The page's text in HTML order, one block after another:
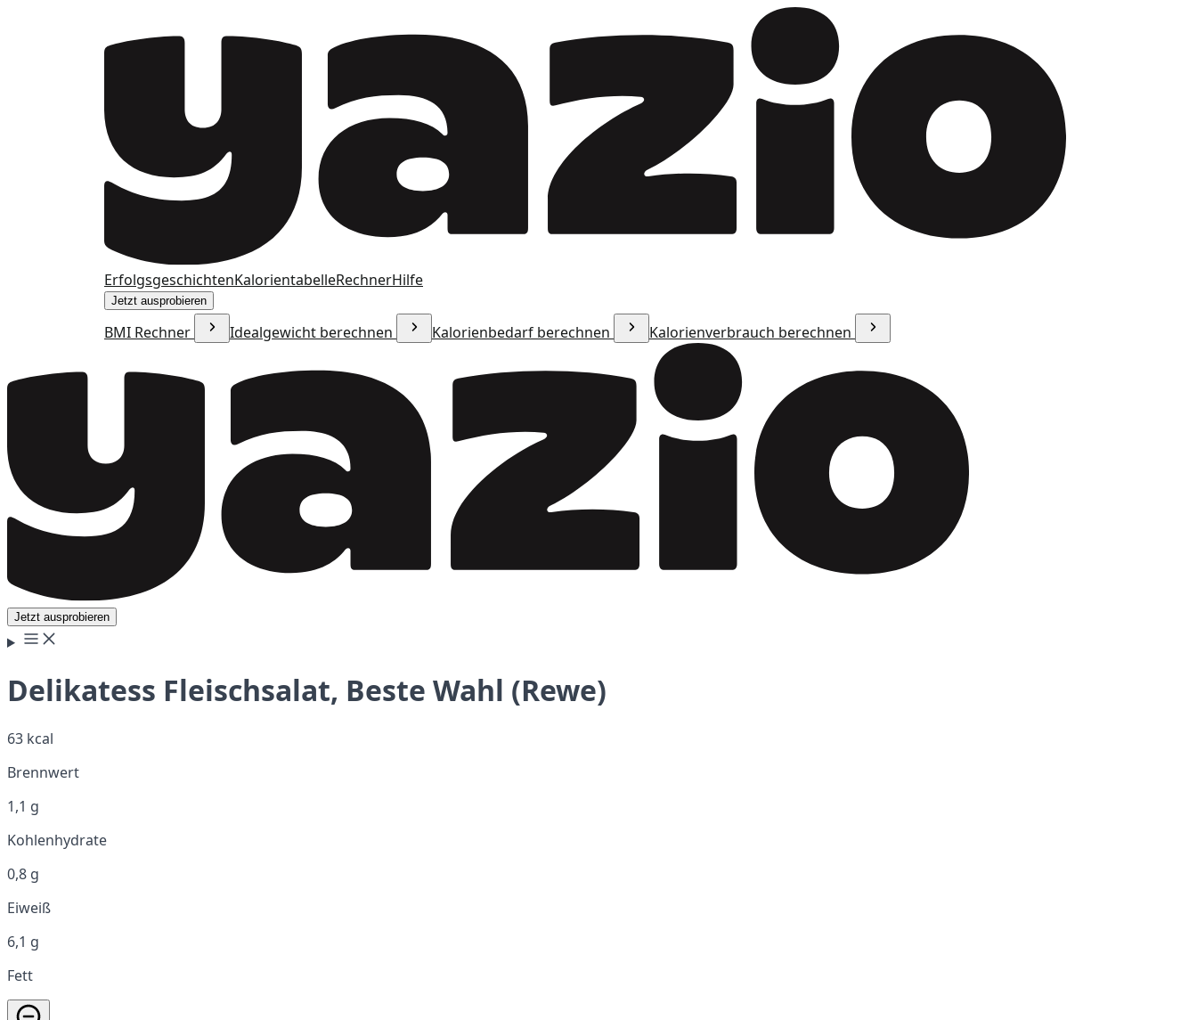
ErfolgsgeschichtenKalorientabelleRechnerHilfe
Jetzt ausprobieren
BMI Rechner Idealgewicht berechnen Kalorienbedarf berechnen Kalorienverbrauch berechnen
Jetzt ausprobieren
Delikatess Fleischsalat, Beste Wahl (Rewe)
63 kcal
Brennwert
1,1 g
Kohlenhydrate
0,8 g
Eiweiß
6,1 g
Fett